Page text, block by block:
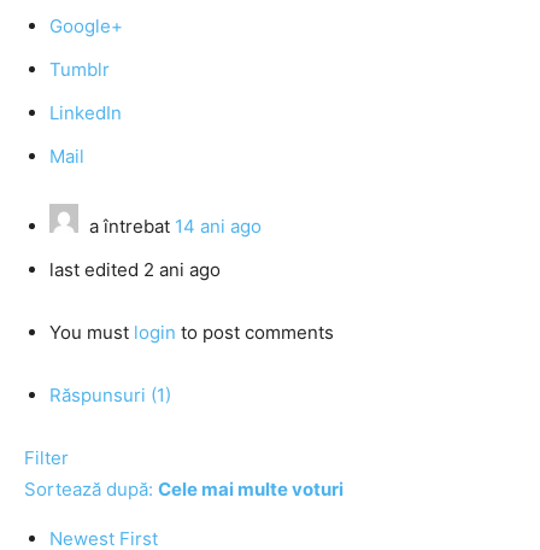
Google+
Tumblr
LinkedIn
Mail
a întrebat 14 ani ago
last edited 2 ani ago
You must login to post comments
Răspunsuri (1)
Filter
Sortează după: Cele mai multe voturi
Newest First